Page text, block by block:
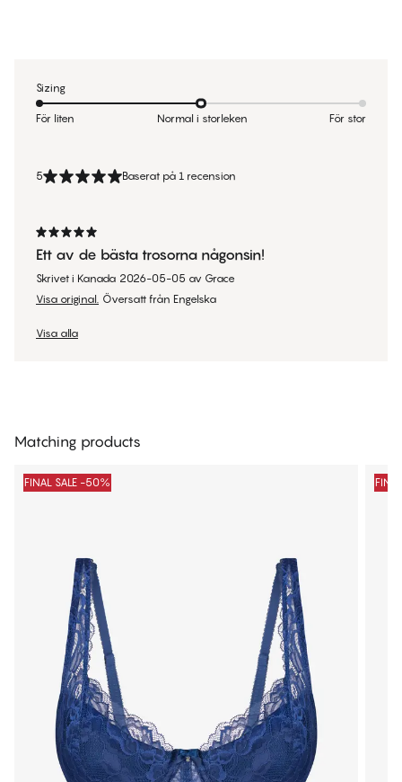
5 Baserat på 1 recension
Ett av de bästa trosorna någonsin!
Skrivet i Kanada 2026-05-05 av Grace
Visa original. Översatt från Engelska
Visa alla
Sizing
För liten Normal i storleken För stor
Matching products
FINAL SALE -50%